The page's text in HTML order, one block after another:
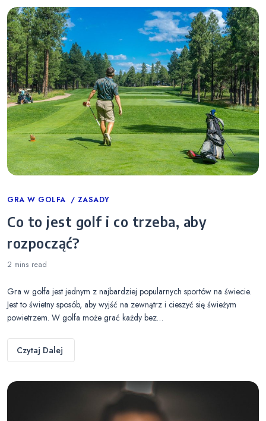
Categories
GRA W GOLFA ZASADY
Co to jest golf i co trzeba, aby
rozpocząć?
2 mins read
Gra w golfa jest jednym z najbardziej popularnych sportów na świecie.
Jest to świetny sposób, aby wyjść na zewnątrz i cieszyć się świeżym
powietrzem. W golfa może grać każdy bez…
Czytaj Dalej